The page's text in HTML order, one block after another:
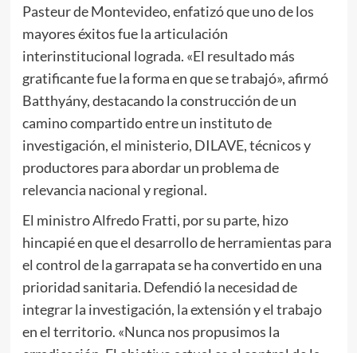
Pasteur de Montevideo, enfatizó que uno de los
mayores éxitos fue la articulación
interinstitucional lograda. «El resultado más
gratificante fue la forma en que se trabajó», afirmó
Batthyány, destacando la construcción de un
camino compartido entre un instituto de
investigación, el ministerio, DILAVE, técnicos y
productores para abordar un problema de
relevancia nacional y regional.
El ministro Alfredo Fratti, por su parte, hizo
hincapié en que el desarrollo de herramientas para
el control de la garrapata se ha convertido en una
prioridad sanitaria. Defendió la necesidad de
integrar la investigación, la extensión y el trabajo
en el territorio. «Nunca nos propusimos la